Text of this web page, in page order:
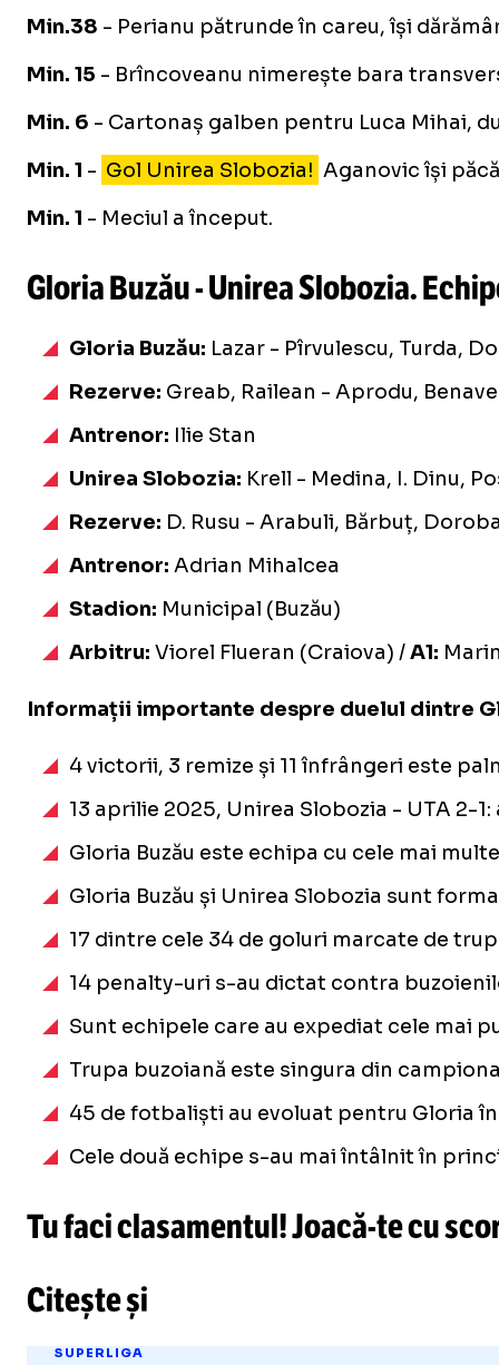
Min.38 - Perianu pătrunde în careu, își
Min. 15 - Brîncoveanu nimerește bara
Min. 6 - Cartonaș galben pentru Luca Mihai,
Min. 1 - Gol Unirea Slobozia! Aganovic își
Min. 1 - Meciul a început.
Gloria Buzău - Unirea Slobozia.
Gloria Buzău: Lazar - Pîrvulescu, Turda,
Rezerve: Greab, Railean - Aprodu,
Antrenor: Ilie Stan
Unirea Slobozia: Krell - Medina, I. Dinu,
Rezerve: D. Rusu - Arabuli, Bărbuț,
Antrenor: Adrian Mihalcea
Stadion: Municipal (Buzău)
Arbitru: Viorel Flueran (Craiova) /A1:
Informații importante despre duelul dintre
4 victorii, 3 remize și 11 înfrângeri este
13 aprilie 2025, Unirea Slobozia - UTA 2-
Gloria Buzău este echipa cu cele mai
Gloria Buzău și Unirea Slobozia sunt
17 dintre cele 34 de goluri marcate de
14 penalty-uri s-au dictat contra
Sunt echipele care au expediat cele mai
Trupa buzoiană este singura din
45 de fotbaliști au evoluat pentru Gloria
Cele două echipe s-au mai întâlnit în
Tu faci clasamentul!Joacă-tecu
Citește și
SUPERLIGA